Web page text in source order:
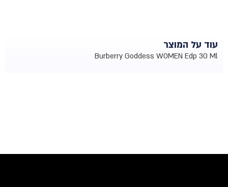
עוד על המוצר
Burberry Goddess WOMEN Edp 30 Ml